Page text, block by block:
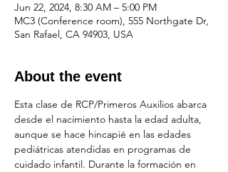
Jun 22, 2024, 8:30 AM – 5:00 PM
MC3 (Conference room), 555 Northgate Dr,
San Rafael, CA 94903, USA
About the event
Esta clase de RCP/Primeros Auxilios abarca
desde el nacimiento hasta la edad adulta,
aunque se hace hincapié en las edades
pediátricas atendidas en programas de
cuidado infantil. Durante la formación en